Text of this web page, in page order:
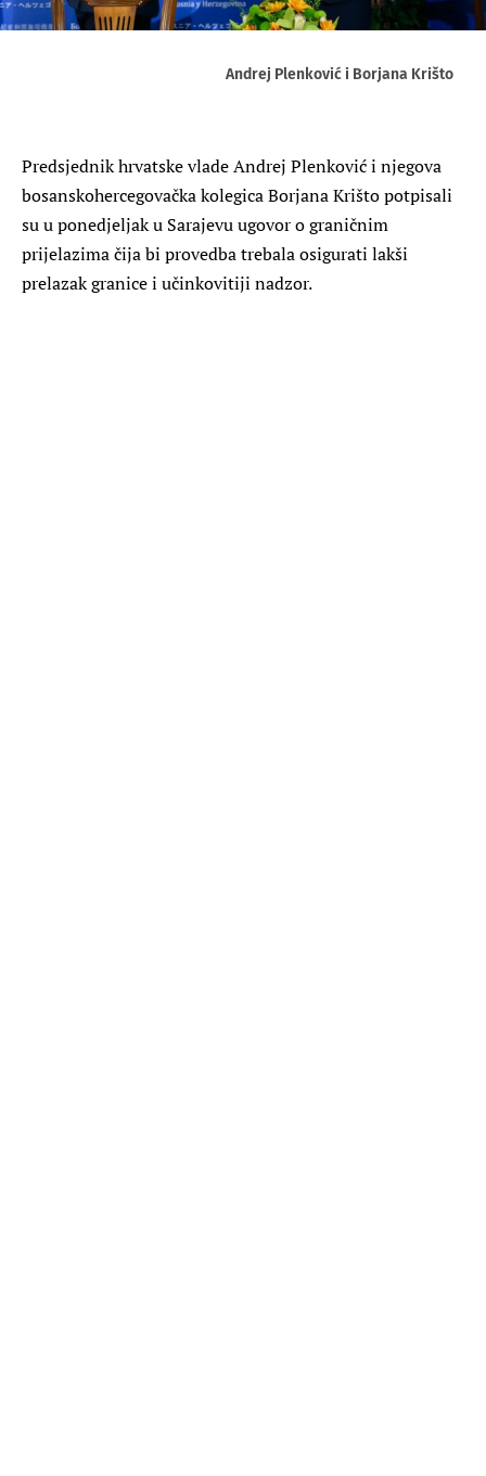
Andrej Plenković i Borjana Krišto
Predsjednik hrvatske vlade Andrej Plenković i njegova
bosanskohercegovačka kolegica Borjana Krišto potpisali
su u ponedjeljak u Sarajevu ugovor o graničnim
prijelazima čija bi provedba trebala osigurati lakši
prelazak granice i učinkovitiji nadzor.